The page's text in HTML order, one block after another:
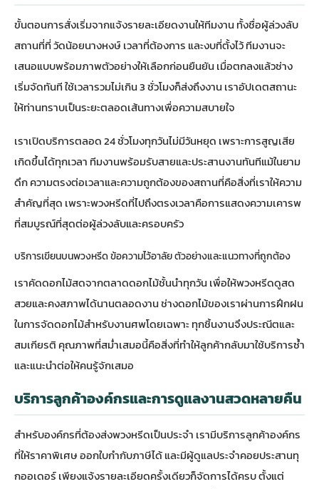
ขั้นตอนการสั่งเริ่มจากแจ้งรายละเอียดงานให้ทีมงาน ทั้งชื่อผู้ล่วงลับ
สถานที่ที่ วัดน้อยนางหงษ์ เวลาที่ต้องการ และงบที่ตั้งไว้ ทีมงานจะ
เสนอแบบพร้อมภาพตัวอย่างให้เลือกก่อนยืนยัน เมื่อตกลงแล้วช่าง
เริ่มจัดทันที ใช้เวลารวมไม่เกิน 3 ชั่วโมงก็ส่งถึงงาน เราอัปเดตสถานะ
ให้ท่านทราบเป็นระยะตลอดเส้นทางเพื่อความสบายใจ
เราเปิดบริการตลอด 24 ชั่วโมงทุกวันไม่มีวันหยุด เพราะการสูญเสีย
เกิดขึ้นได้ทุกเวลา ทีมงานพร้อมรับสายและประสานงานทันทีแม้ในยาม
ดึก ความตรงต่อเวลาและความถูกต้องของสถานที่คือสิ่งที่เราให้ความ
สำคัญที่สุด เพราะพวงหรีดที่ไปถึงตรงเวลาคือการแสดงความเคารพ
ที่สมบูรณ์ที่สุดต่อผู้ล่วงลับและครอบครัว
บริการเขียนบนพวงหรีด ข้อความไว้อาลัย ตัวอย่างและแนวทางที่ถูกต้อง
เราคัดดอกไม้สดจากตลาดดอกไม้ชั้นนำทุกวัน เพื่อให้พวงหรีดดูสด
สวยและคงสภาพได้นานตลอดงาน ช่างดอกไม้ของเราผ่านการฝึกฝน
ในการจัดดอกไม้สำหรับงานศพโดยเฉพาะ ทุกชิ้นงานจึงประณีตและ
สมเกียรติ คุณภาพที่สม่ำเสมอนี้คือสิ่งที่ทำให้ลูกค้ากลับมาใช้บริการซ้ำ
และแนะนำต่อให้คนรู้จักเสมอ
บริการลูกค้าองค์กรและการดูแลงานสวดหลายคืน
สำหรับองค์กรที่ต้องส่งพวงหรีดเป็นประจำ เรามีบริการลูกค้าองค์กร
ที่ให้ราคาพิเศษ ออกใบกำกับภาษีได้ และมีผู้ดูแลประจำคอยประสานทุ
กออเดอร์ เพียงแจ้งรายละเอียดครั้งเดียวก็จัดการได้ครบ ตั้งแต่